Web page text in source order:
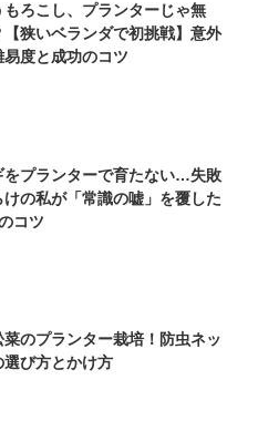
もろこし、プランターじゃ無
【狭いベランダで初挑戦】意外
易度と成功のコツ
をプランターで育たない…失敗
けの私が「常識の嘘」を覆した
コツ
菜のプランター栽培！防虫ネッ
選び方とかけ方